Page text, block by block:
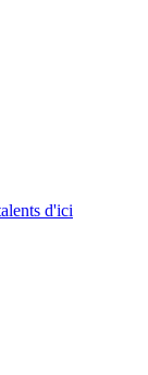
d'ici